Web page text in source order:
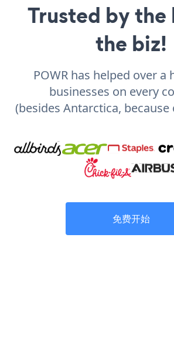
Trusted by the
the biz!
POWR has helped over a
businesses on every
(besides Antarctica,
免费开始